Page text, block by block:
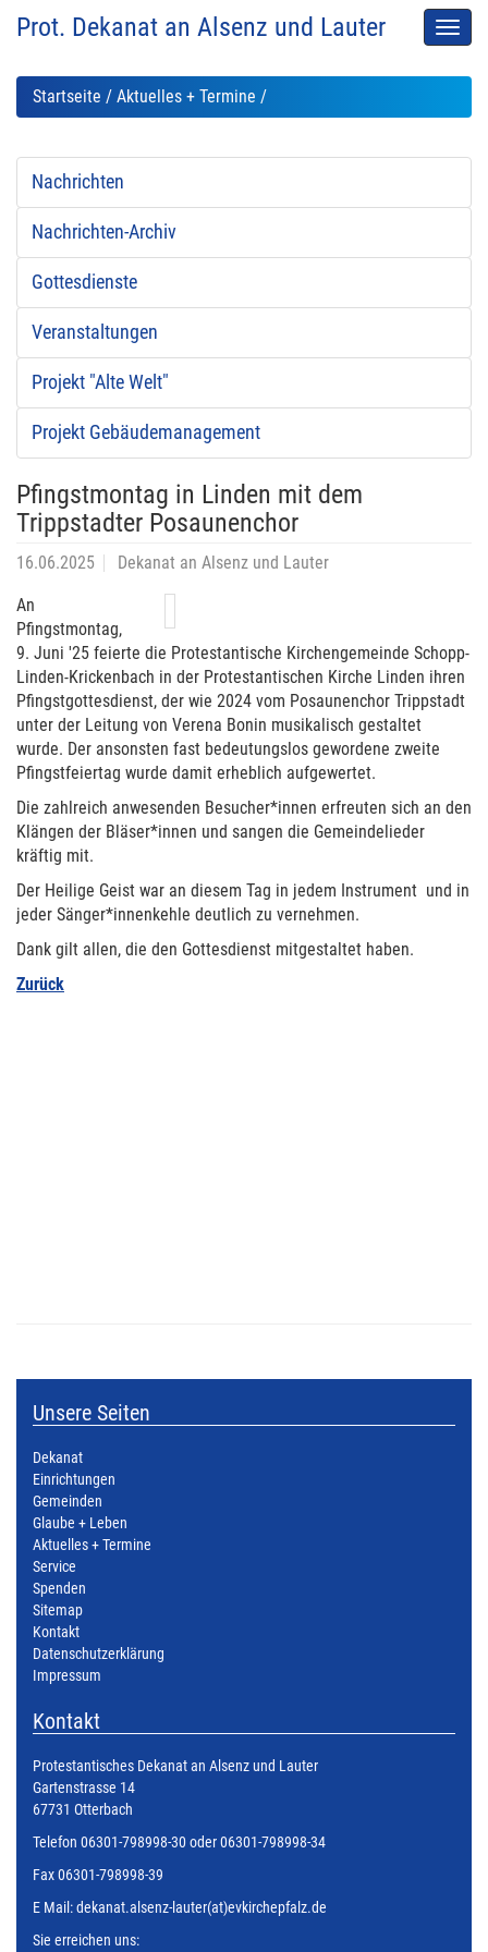
Prot. Dekanat an Alsenz und Lauter
Startseite / Aktuelles + Termine /
Nachrichten
Nachrichten-Archiv
Gottesdienste
Veranstaltungen
Projekt "Alte Welt"
Projekt Gebäudemanagement
Pfingstmontag in Linden mit dem
Trippstadter Posaunenchor
16.06.2025 Dekanat an Alsenz und Lauter
An
Pfingstmontag,
9. Juni '25 feierte die Protestantische Kirchengemeinde Schopp-
Linden-Krickenbach in der Protestantischen Kirche Linden ihren
Pfingstgottesdienst, der wie 2024 vom Posaunenchor Trippstadt
unter der Leitung von Verena Bonin musikalisch gestaltet
wurde. Der ansonsten fast bedeutungslos gewordene zweite
Pfingstfeiertag wurde damit erheblich aufgewertet.
Die zahlreich anwesenden Besucher*innen erfreuten sich an den
Klängen der Bläser*innen und sangen die Gemeindelieder
kräftig mit.
Der Heilige Geist war an diesem Tag in jedem Instrument und in
jeder Sänger*innenkehle deutlich zu vernehmen.
Dank gilt allen, die den Gottesdienst mitgestaltet haben.
Zurück
Unsere Seiten
Dekanat
Einrichtungen
Gemeinden
Glaube + Leben
Aktuelles + Termine
Service
Spenden
Sitemap
Kontakt
Datenschutzerklärung
Impressum
Kontakt
Protestantisches Dekanat an Alsenz und Lauter
Gartenstrasse 14
67731 Otterbach
Telefon 06301-798998-30 oder 06301-798998-34
Fax 06301-798998-39
E Mail:dekanat.alsenz-lauter(at)evkirchepfalz.de
Sie erreichen uns: